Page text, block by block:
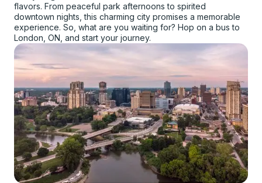
flavors. From peaceful park afternoons to spirited
downtown nights, this charming city promises a memorable
experience. So, what are you waiting for? Hop on a bus to
London, ON, and start your journey.